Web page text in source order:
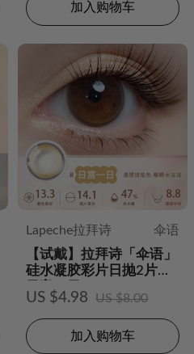
加入购物车
Lapeche拉拜诗
伞语
【试戴】拉拜诗「伞语」
硅水凝胶彩片日抛2片装-
日富一日
US $4.98 US $8.00
加入购物车